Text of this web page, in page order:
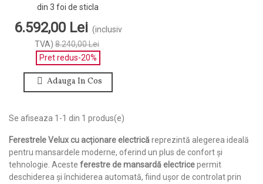
din 3 foi de sticla
6.592,00 Lei (inclusiv
TVA) 8.240,00 Lei
Pret redus-20%
Adauga In Cos
Se afiseaza 1-1 din 1 produs(e)
Ferestrele Velux cu acționare electricăreprezintă alegerea ideală
pentru mansardele moderne, oferind un plus de confort și
tehnologie. Aceste ferestre de mansardă electricepermit
deschiderea și închiderea automată, fiind ușor de controlat prin